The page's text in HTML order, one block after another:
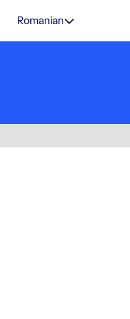
Romanian